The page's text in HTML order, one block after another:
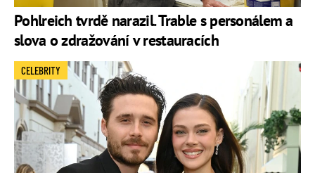
Pohlreich tvrdě narazil. Trable s personálem a
slova o zdražování v restauracích
CELEBRITY